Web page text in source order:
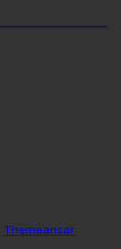
Themeansar